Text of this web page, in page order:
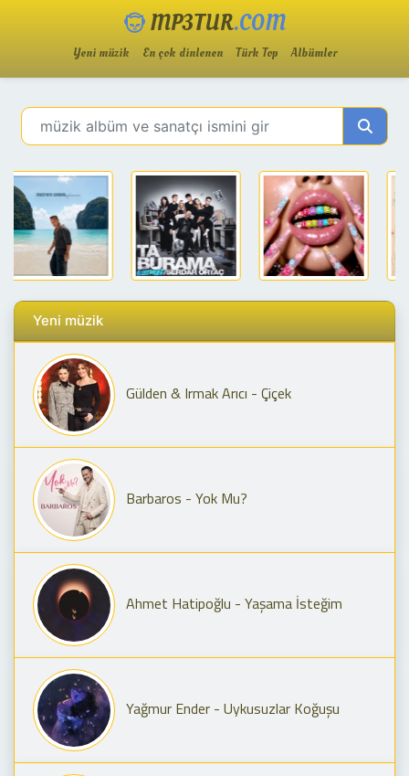
MP3TUR.COM
Yeni müzik En çok dinlenen Türk Top Albümler
Yeni müzik
Gülden & Irmak Arıcı - Çiçek
Barbaros - Yok Mu?
Ahmet Hatipoğlu - Yaşama İsteğim
Yağmur Ender - Uykusuzlar Koğuşu